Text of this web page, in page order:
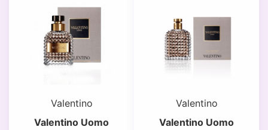
Valentino
Valentino Uomo
Valentino
Valentino Uomo